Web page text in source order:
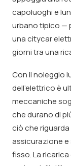
capoluoghi e
urbano tipico —
una citycar
giorni tra una
Con il noleggio
dell'elettrico è
meccaniche
che durano di
ciò che
assicurazione
fisso. La